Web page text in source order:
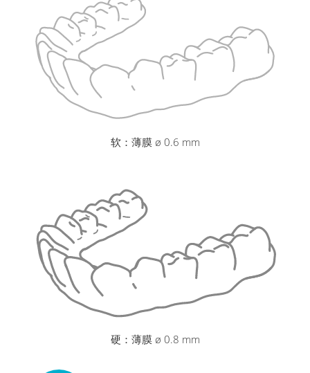
软：薄膜 ø 0.6 mm
硬：薄膜 ø 0.8 mm